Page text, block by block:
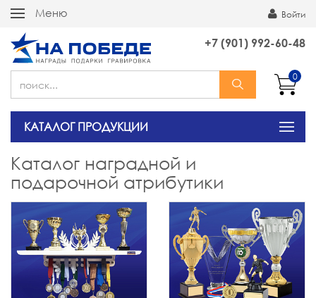
Меню Войти
+7 (901) 992-60-48
0
КАТАЛОГ ПРОДУКЦИИ
Каталог наградной и
подарочной атрибутики